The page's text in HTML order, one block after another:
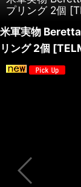
プリング 2個 [
米軍実物
リング 2個 [